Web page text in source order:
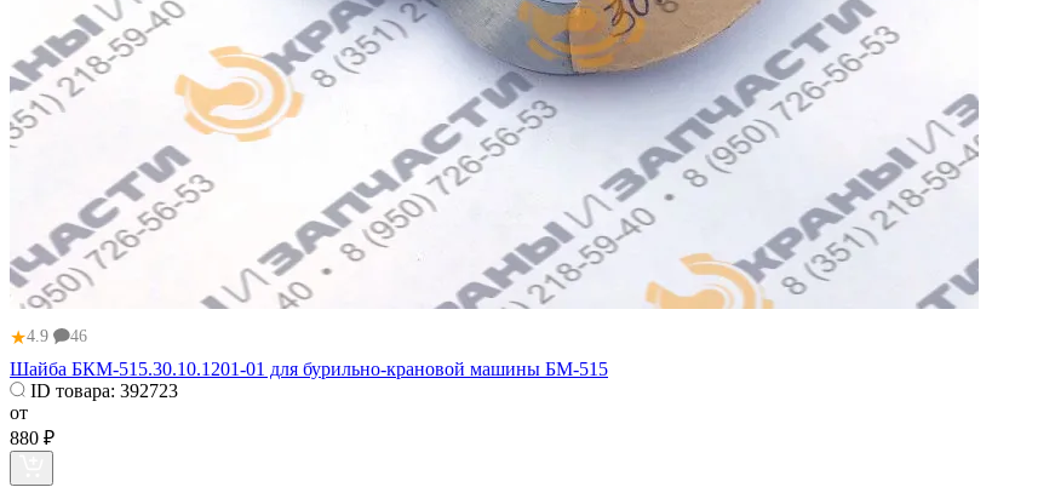
★4.9 46
Шайба БКМ-515.30.10.1201-01 для бурильно-крановой машины БМ-515
ID товара: 392723
от
880 ₽